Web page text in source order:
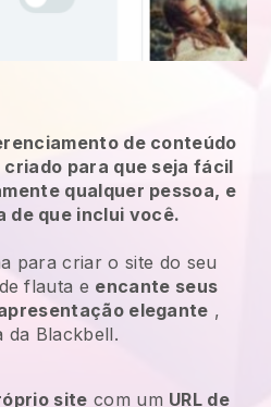
de conteúdo
para que seja fácil
qualquer pessoa, e
de que inclui você.
para criar o site do seu
flauta e encante seus
elegante ,
da Blackbell.
site com um URL de